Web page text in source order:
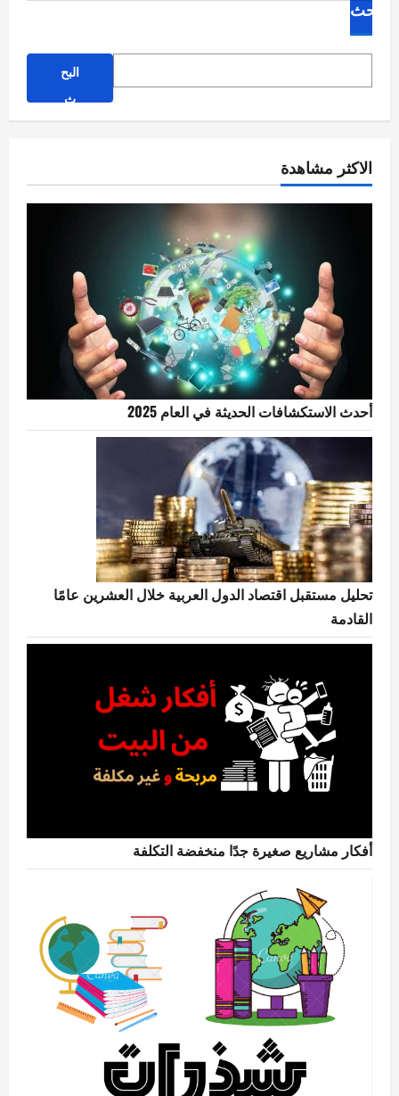
البحث
البح
ث
الاكثر مشاهدة
أحدث الاستكشافات الحديثة في العام 2025
تحليل مستقبل اقتصاد الدول العربية خلال العشرين عامًا
القادمة
أفكار مشاريع صغيرة جدًا منخفضة التكلفة